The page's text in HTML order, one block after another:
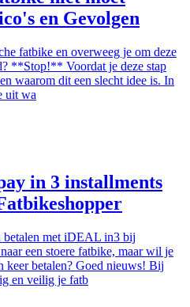
en Gevolgen
fatbike en overweeg je om deze
**Stop!** Voordat je deze stap
waarom dit een slecht idee is. In
uit wa
in 3 installments
betalen met iDEAL in3 bij
een stoere fatbike, maar wil je
keer betalen? Goed nieuws! Bij
en veilig je fatb